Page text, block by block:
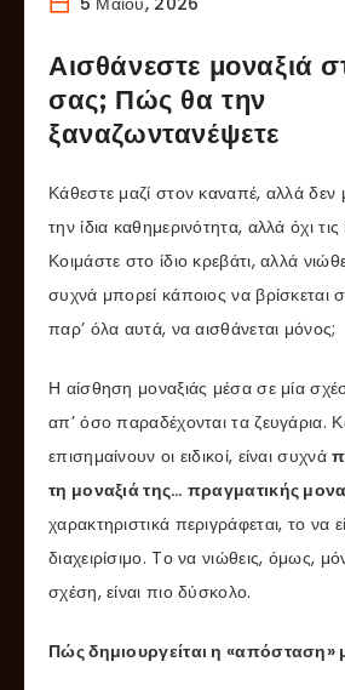
Αισθάνεστε μοναξιά
σας; Πώς θα την
ξαναζωντανέψετε
Κάθεστε μαζί στον καναπέ, αλλά δεν
την ίδια καθημερινότητα, αλλά όχι τις
Κοιμάστε στο ίδιο κρεβάτι, αλλά
συχνά μπορεί κάποιος να βρίσκεται
παρ’ όλα αυτά, να αισθάνεται μόνος;
Η αίσθηση μοναξιάς μέσα σε μία
απ’ όσο παραδέχονται τα ζευγάρια.
επισημαίνουν οι ειδικοί, είναι συχνά
τη μοναξιά της… πραγματικής
χαρακτηριστικά περιγράφεται, το να
διαχειρίσιμο. Tο να νιώθεις, όμως,
σχέση, είναι πιο δύσκολο.
Πώς δημιουργείται η «απόσταση»